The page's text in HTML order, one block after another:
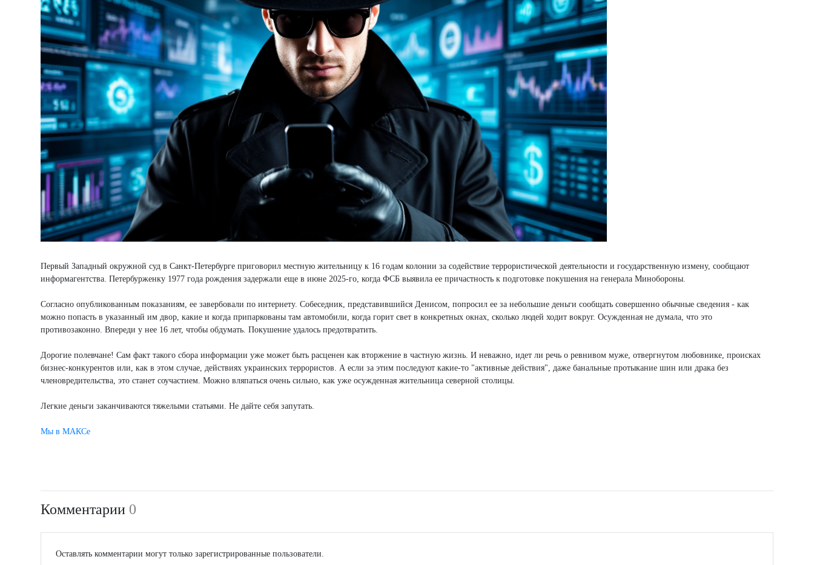
Первый Западный окружной суд в Санкт-Петербурге приговорил местную жительницу к 16 годам колонии за содействие террористической деятельности и государственную измену, сообщают
информагентства. Петербурженку 1977 года рождения задержали еще в июне 2025-го, когда ФСБ выявила ее причастность к подготовке покушения на генерала Минобороны.
Согласно опубликованным показаниям, ее завербовали по интернету. Собеседник, представившийся Денисом, попросил ее за небольшие деньги сообщать совершенно обычные сведения - как
можно попасть в указанный им двор, какие и когда припаркованы там автомобили, когда горит свет в конкретных окнах, сколько людей ходит вокруг. Осужденная не думала, что это
противозаконно. Впереди у нее 16 лет, чтобы обдумать. Покушение удалось предотвратить.
Дорогие полевчане! Сам факт такого сбора информации уже может быть расценен как вторжение в частную жизнь. И неважно, идет ли речь о ревнивом муже, отвергнутом любовнике, происках
бизнес-конкурентов или, как в этом случае, действиях украинских террористов. А если за этим последуют какие-то "активные действия", даже банальные протыкание шин или драка без
членовредительства, это станет соучастием. Можно вляпаться очень сильно, как уже осужденная жительница северной столицы.
Легкие деньги заканчиваются тяжелыми статьями. Не дайте себя запутать.
Мы в МАКСе
Комментарии 0
Оставлять комментарии могут только зарегистрированные пользователи.